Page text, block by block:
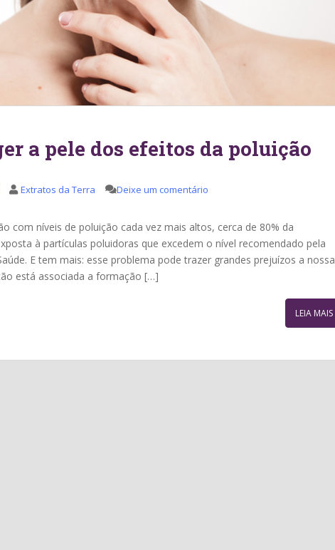
a pele dos efeitos da poluição
Extratos da Terra Deixe um comentário
com níveis de poluição cada vez mais altos, cerca de 80% da
à partículas poluidoras que excedem o nível recomendado pela
E tem mais: esse problema pode trazer grandes prejuízos a nossa
está associada a formação […]
LEIA MAIS